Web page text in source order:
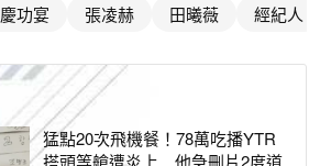
慶功宴 張凌赫 田曦薇 經紀人
猛點20次飛機餐！78萬吃播YTR
搭頭等艙遭炎上 他急刪片2度道